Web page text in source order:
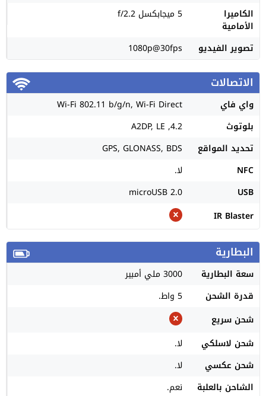
الكاميرا
الأمامية
5 ميجابكسل f/2.2
تصوير الفيديو 1080p@30fps
الاتصالات
واي فاي
Wi-Fi 802.11 b/g/n, Wi-Fi Direct
بلوتوث
4.2, A2DP, LE
تحديد المواقع
GPS, GLONASS, BDS
NFC
لا.
USB
microUSB 2.0
IR Blaster
البطارية
سعة البطارية
3000 ملي أمبير
قدرة الشحن
5 واط.
شحن سريع
شحن لاسلكي
لا.
شحن عكسي
لا.
الشاحن بالعلبة
نعم.